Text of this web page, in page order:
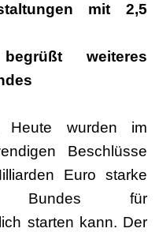
mit 2,5
weiteres
Heute wurden im
Beschlüsse
Euro starke
Bundes für
starten kann. Der